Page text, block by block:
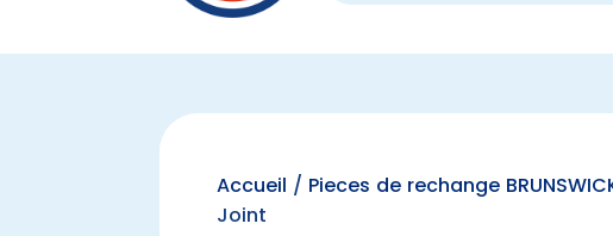
Accueil / Pieces de rechange BRUNSWICK
Joint